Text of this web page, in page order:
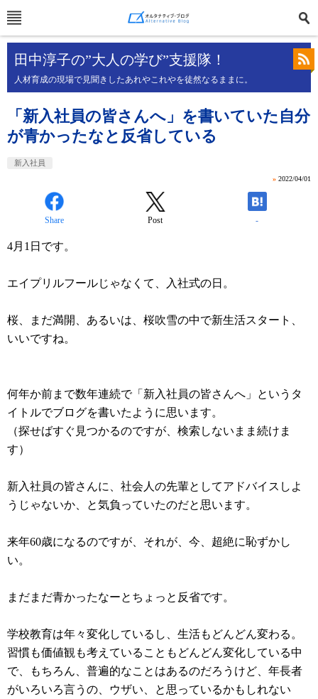
田中淳子の”大人の学び”支援隊！
人材育成の現場で見聞きしたあれやこれやを徒然なるままに。
「新入社員の皆さんへ」を書いていた自分
が青かったなと反省している
新入社員
» 2022/04/01
Share Post -
4月1日です。
エイプリルフールじゃなくて、入社式の日。
桜、まだ満開、あるいは、桜吹雪の中で新生活スタート、
いいですね。
何年か前まで数年連続で「新入社員の皆さんへ」というタ
イトルでブログを書いたように思います。
（探せばすぐ見つかるのですが、検索しないまま続けま
す）
新入社員の皆さんに、社会人の先輩としてアドバイスしよ
うじゃないか、と気負っていたのだと思います。
来年60歳になるのですが、それが、今、超絶に恥ずかし
い。
まだまだ青かったなーとちょっと反省です。
学校教育は年々変化しているし、生活もどんどん変わる。
習慣も価値観も考えていることもどんどん変化している中
で、もちろん、普遍的なことはあるのだろうけど、年長者
がいろいろ言うの、ウザい、と思っているかもしれない